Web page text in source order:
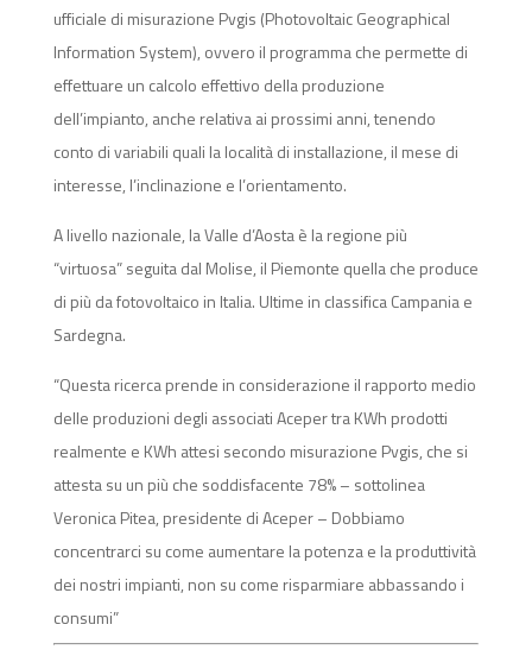
ufficiale di misurazione Pvgis (Photovoltaic Geographical
Information System), ovvero il programma che permette di
effettuare un calcolo effettivo della produzione
dell’impianto, anche relativa ai prossimi anni, tenendo
conto di variabili quali la località di installazione, il mese di
interesse, l’inclinazione e l’orientamento.
A livello nazionale, la Valle d’Aosta è la regione più
“virtuosa” seguita dal Molise, il Piemonte quella che produce
di più da fotovoltaico in Italia. Ultime in classifica Campania e
Sardegna.
“Questa ricerca prende in considerazione il rapporto medio
delle produzioni degli associati Aceper tra KWh prodotti
realmente e KWh attesi secondo misurazione Pvgis, che si
attesta su un più che soddisfacente 78% – sottolinea
Veronica Pitea, presidente di Aceper – Dobbiamo
concentrarci su come aumentare la potenza e la produttività
dei nostri impianti, non su come risparmiare abbassando i
consumi”